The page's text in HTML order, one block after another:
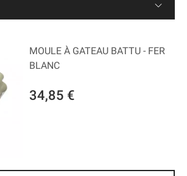
34,85 €
MOULE À GATEAU BATTU - FER
BLANC